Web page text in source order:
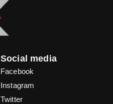
Social media
Facebook
Instagram
Twitter